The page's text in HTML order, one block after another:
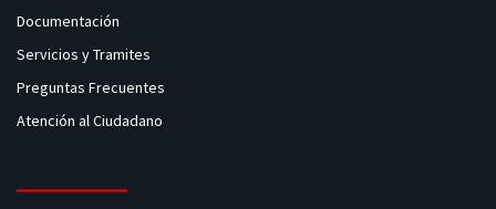
Documentación
Servicios y Tramites
Preguntas Frecuentes
Atención al Ciudadano